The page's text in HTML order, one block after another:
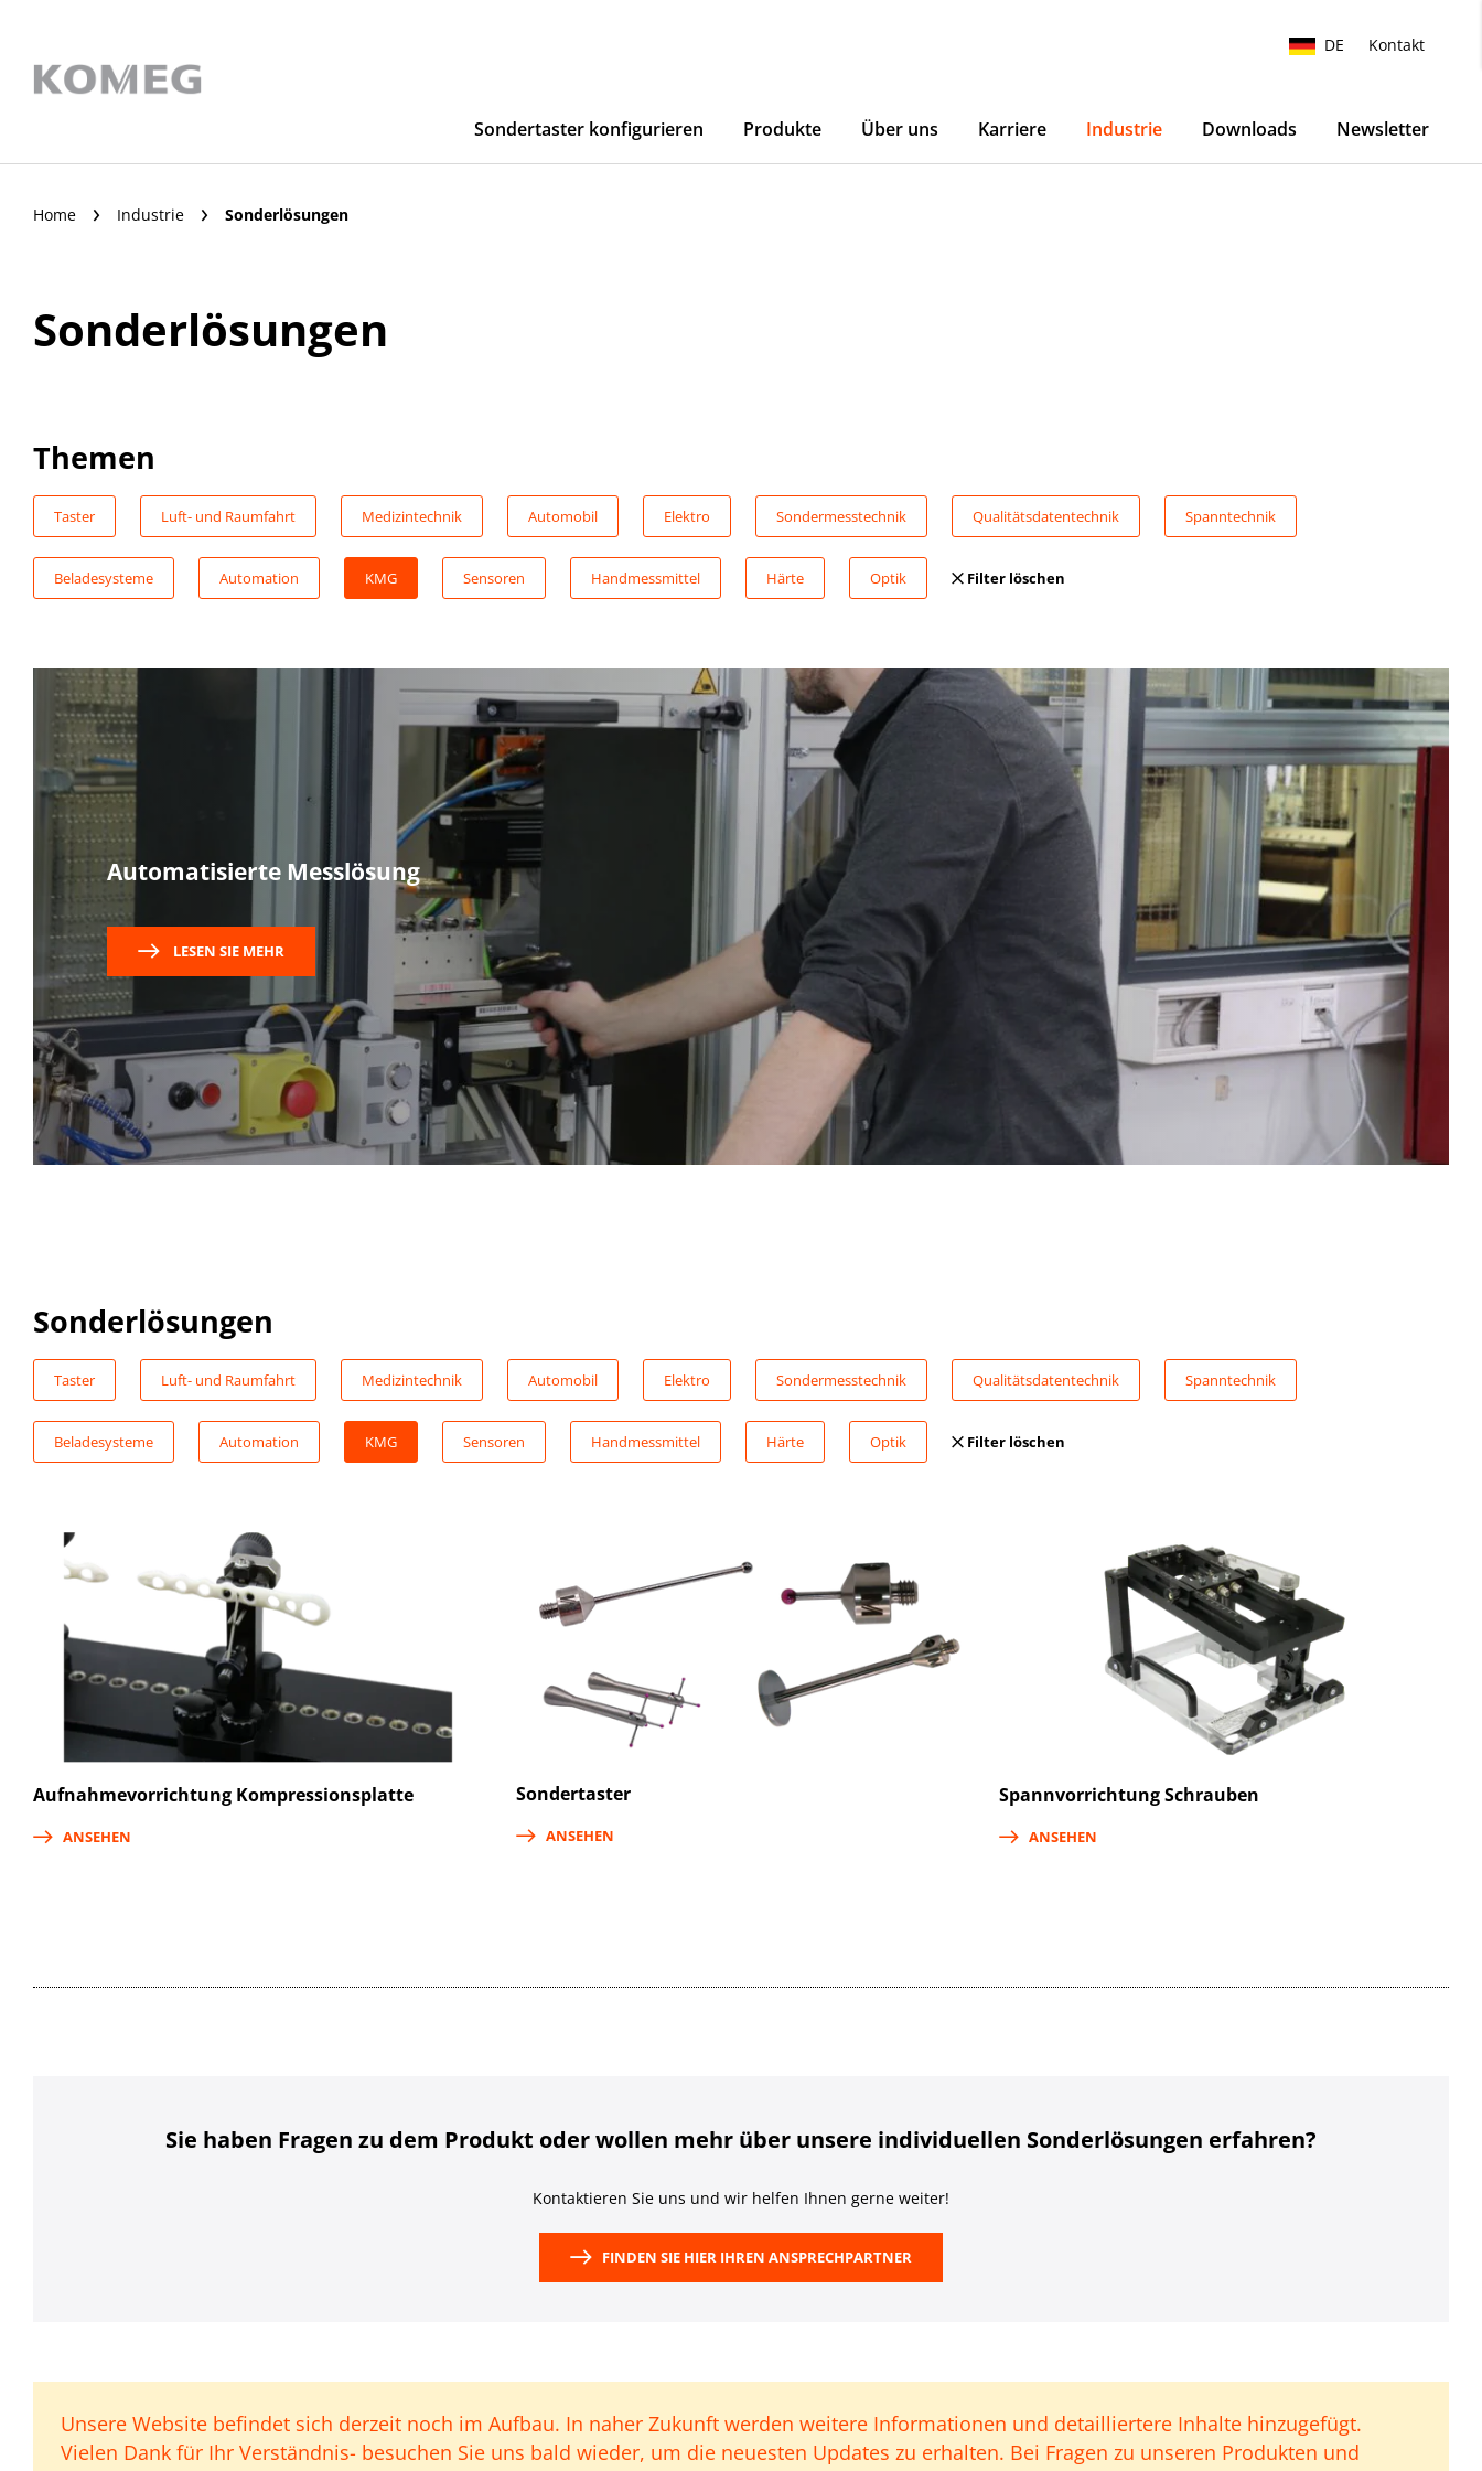
DE Kontakt
Sondertaster konfigurieren Produkte Über uns Karriere Industrie Downloads Newsletter
Home Industrie Sonderlösungen
Sonderlösungen
Themen
Taster Luft- und Raumfahrt Medizintechnik Automobil Elektro Sondermesstechnik Qualitätsdatentechnik Spanntechnik
Beladesysteme Automation KMG Sensoren Handmessmittel Härte Optik Filter löschen
Automatisierte Messlösung
LESEN SIE MEHR
Sonderlösungen
Taster Luft- und Raumfahrt Medizintechnik Automobil Elektro Sondermesstechnik Qualitätsdatentechnik Spanntechnik
Beladesysteme Automation KMG Sensoren Handmessmittel Härte Optik Filter löschen
Aufnahmevorrichtung Kompressionsplatte
ANSEHEN
Sondertaster
ANSEHEN
Spannvorrichtung Schrauben
ANSEHEN
Sie haben Fragen zu dem Produkt oder wollen mehr über unsere individuellen Sonderlösungen erfahren?
Kontaktieren Sie uns und wir helfen Ihnen gerne weiter!
FINDEN SIE HIER IHREN ANSPRECHPARTNER
Unsere Website befindet sich derzeit noch im Aufbau. In naher Zukunft werden weitere Informationen und detailliertere Inhalte hinzugefügt.
Vielen Dank für Ihr Verständnis- besuchen Sie uns bald wieder, um die neuesten Updates zu erhalten. Bei Fragen zu unseren Produkten und